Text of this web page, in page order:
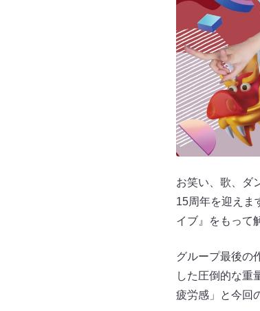
お笑い、歌、ダ
15周年を迎えま
イブ』をもって
グループ最後の
した圧倒的な重
疲労感」と今回